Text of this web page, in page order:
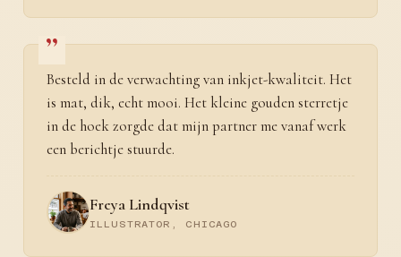
Besteld in de verwachting van inkjet-kwaliteit. Het
is mat, dik, echt mooi. Het kleine gouden sterretje
in de hoek zorgde dat mijn partner me vanaf werk
een berichtje stuurde.
Freya Lindqvist
ILLUSTRATOR, CHICAGO